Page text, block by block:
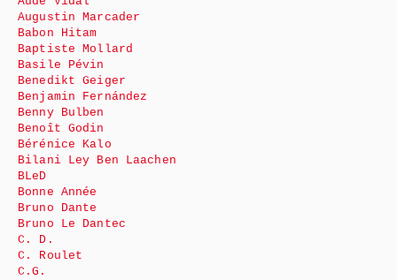
Augustin Marcader
Babon Hitam
Baptiste Mollard
Basile Pévin
Benedikt Geiger
Benjamin Fernández
Benny Bulben
Benoît Godin
Bérénice Kalo
Bilani Ley Ben Laachen
BLeD
Bonne Année
Bruno Dante
Bruno Le Dantec
C. D.
C. Roulet
C.G.